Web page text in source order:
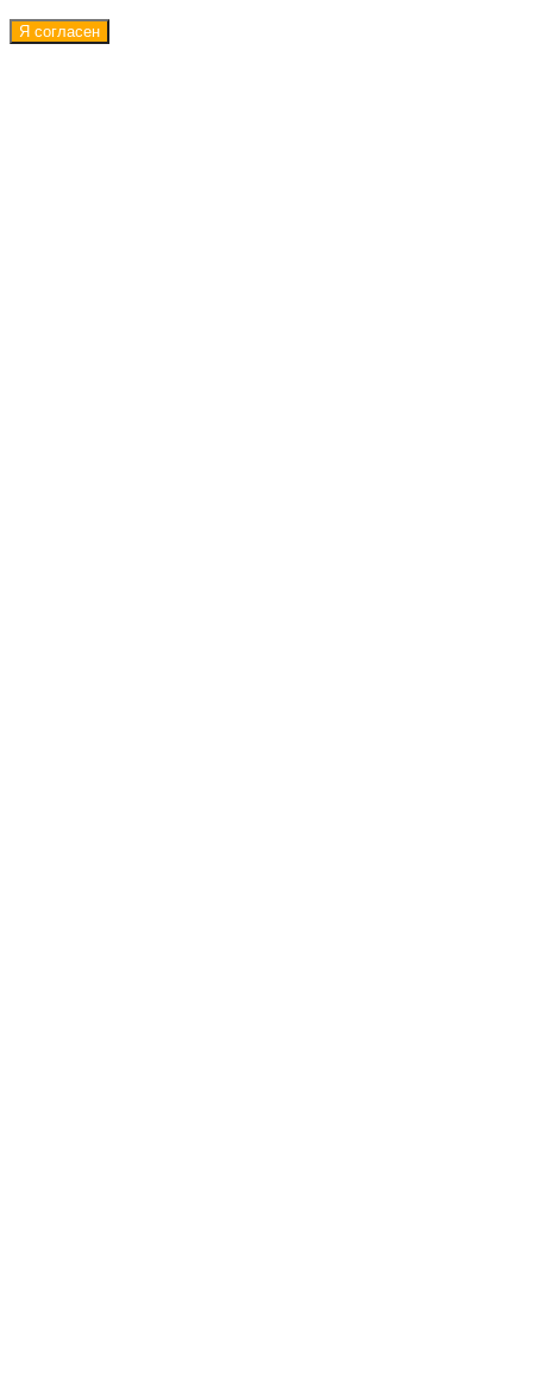
Я согласен